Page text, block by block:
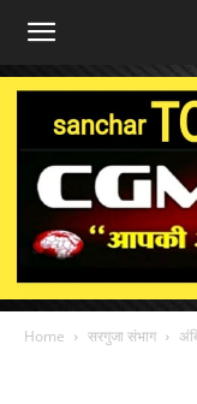
Home सरगुजा संभाग